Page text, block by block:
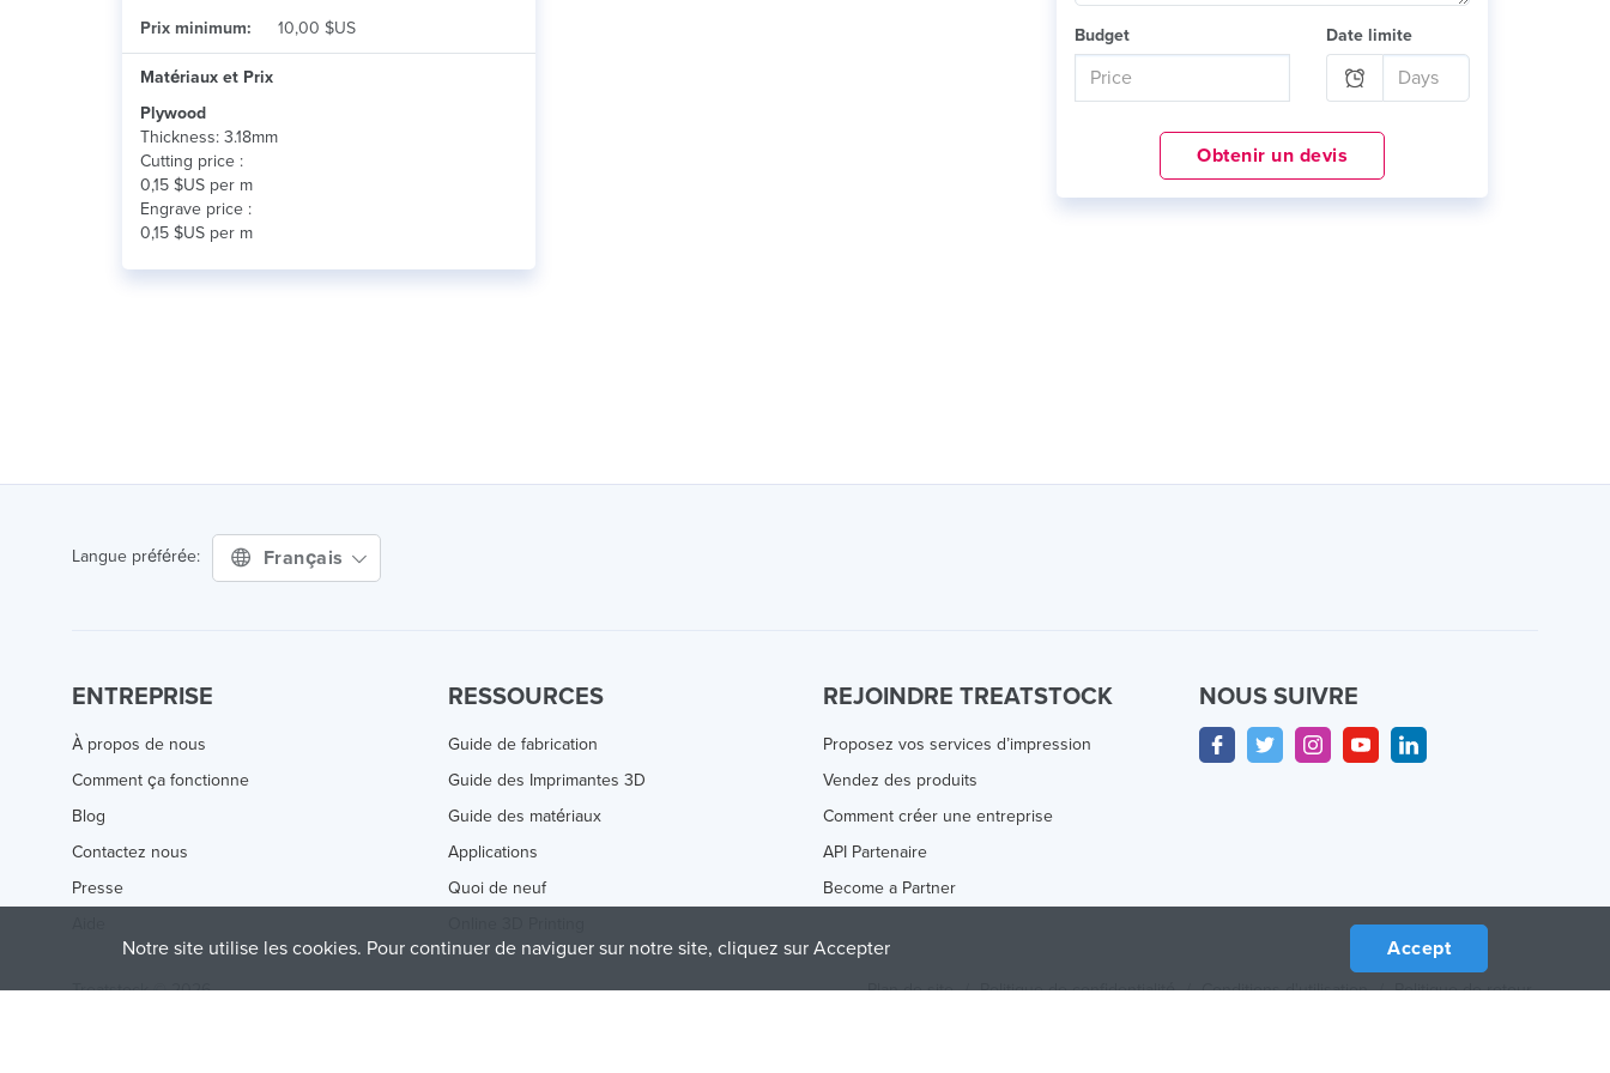
Prix minimum: 10,00 $US
Matériaux et Prix
Plywood
Thickness: 3.18mm
Cutting price :
0,15 $US per m
Engrave price :
0,15 $US per m
Budget Date limite
Obtenir un devis
Langue préférée: Français
ENTREPRISE
À propos de nous
Comment ça fonctionne
Blog
Contactez nous
Presse
RESSOURCES
Guide de fabrication
Guide des Imprimantes 3D
Guide des matériaux
Applications
Quoi de neuf
REJOINDRE TREATSTOCK
Proposez vos services d’impression
Vendez des produits
Comment créer une entreprise
API Partenaire
Become a Partner
NOUS SUIVRE
Treatstock © 2026 Plan de site / Politique de confidentialité / Conditions d'utilisation / Politique de retour
Notre site utilise les cookies. Pour continuer de naviguer sur notre site, cliquez sur Accepter Accept